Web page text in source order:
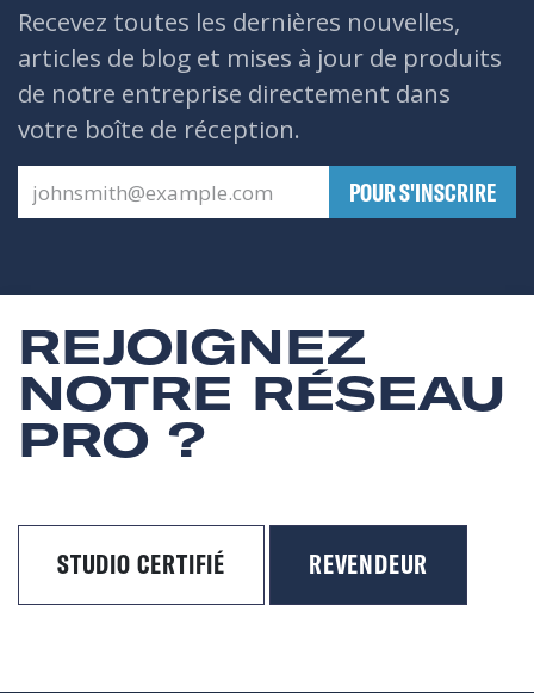
Recevez toutes les dernières nouvelles,
articles de blog et mises à jour de produits
de notre entreprise directement dans
votre boîte de réception.
​POUR S'INSCRIRE
REJOIGNEZ
NOTRE RÉSEAU
PRO ?
STUDIO CERTIFIÉ REVENDEUR